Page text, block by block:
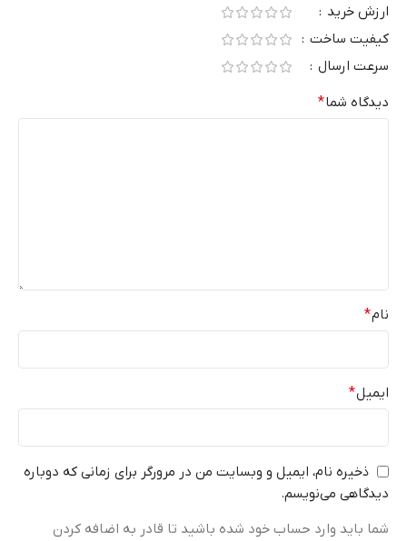
ارزش خرید
کیفیت ساخت
سرعت ارسال
دیدگاه شما*
نام*
ایمیل*
ذخیره نام، ایمیل و وبسایت من در مرورگر برای زمانی که دوباره
دیدگاهی می‌نویسم.
شما باید وارد حساب خود شده باشید تا قادر به اضافه کردن